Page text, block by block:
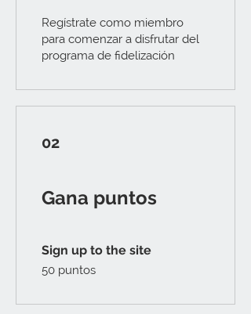
Regístrate como miembro
para comenzar a disfrutar del
programa de fidelización
02
Gana puntos
Sign up to the site
50 puntos